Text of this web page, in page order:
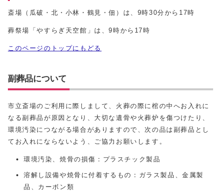
斎場（瓜破・北・小林・鶴見・佃）は、9時30分から17時
葬祭場「やすらぎ天空館」は、9時から17時
このページのトップにもどる
副葬品について
市立斎場のご利用に際しまして、火葬の際に棺の中へお入れに
なる副葬品が原因となり、大切な遺骨や火葬炉を傷つけたり、
環境汚染につながる場合がありますので、次の品は副葬品とし
てお入れにならないよう、ご協力お願いします。
環境汚染、焼骨の損傷：プラスチック製品
溶解し設備や焼骨に付着するもの：ガラス製品、金属製
品、カーボン類